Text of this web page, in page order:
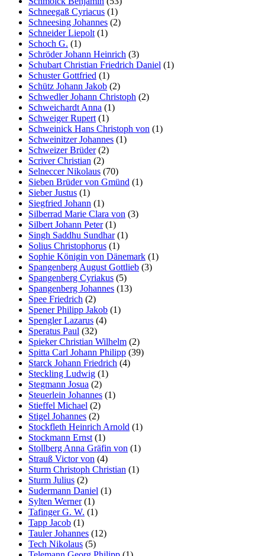
Schneegaß Cyriacus (1)
Schneesing Johannes (2)
Schneider Liepolt (1)
Schoch G. (1)
Schröder Johann Heinrich (3)
Schubart Christian Friedrich Daniel (1)
Schuster Gottfried (1)
Schütz Johann Jakob (2)
Schwedler Johann Christoph (2)
Schweichardt Anna (1)
Schweiger Rupert (1)
Schweinick Hans Christoph von (1)
Schweinitzer Johannes (1)
Schweizer Brüder(2)
Scriver Christian (2)
Selneccer Nikolaus (70)
Sieben Brüder von Gmünd (1)
Sieber Justus (1)
Siegfried Johann (1)
Silberrad Marie Clara von (3)
Silbert Johann Peter(1)
Singh Saddhu Sundhar(1)
Solius Christophorus (1)
Sophie Königin von Dänemark (1)
Spangenberg August Gottlieb (3)
Spangenberg Cyriakus (5)
Spangenberg Johannes (13)
Spee Friedrich (2)
Spener Philipp Jakob (1)
Spengler Lazarus (4)
Speratus Paul (32)
Spieker Christian Wilhelm (2)
Spitta Carl Johann Philipp (39)
Starck Johann Friedrich (4)
Steckling Ludwig (1)
Stegmann Josua (2)
Steuerlein Johannes (1)
Stieffel Michael (2)
Stigel Johannes (2)
Stockfleth Heinrich Arnold (1)
Stockmann Ernst (1)
Stollberg Anna Gräfin von (1)
Strauß Victor von (4)
Sturm Christoph Christian (1)
Sturm Julius (2)
Sudermann Daniel (1)
Sylten Werner(1)
Tafinger G. W. (1)
Tapp Jacob (1)
Tauler Johannes (12)
Tech Nikolaus (5)